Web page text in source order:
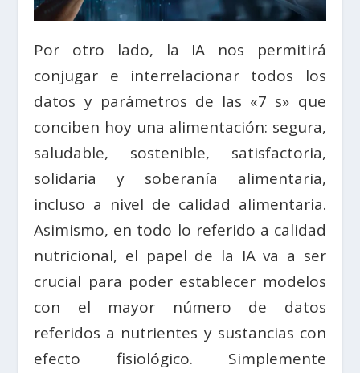
Por otro lado, la IA nos permitirá
conjugar e interrelacionar todos los
datos y parámetros de las «7 s» que
conciben hoy una alimentación: segura,
saludable, sostenible, satisfactoria,
solidaria y soberanía alimentaria,
incluso a nivel de calidad alimentaria.
Asimismo, en todo lo referido a calidad
nutricional, el papel de la IA va a ser
crucial para poder establecer modelos
con el mayor número de datos
referidos a nutrientes y sustancias con
efecto fisiológico. Simplemente